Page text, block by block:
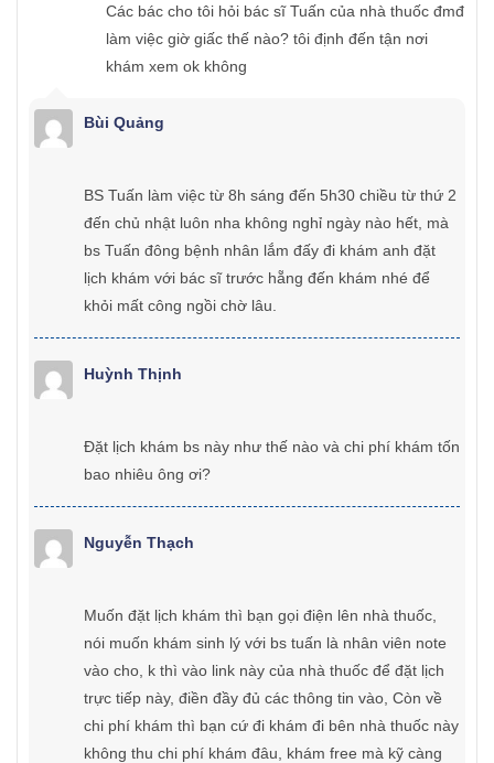
Các bác cho tôi hỏi bác sĩ Tuấn của nhà thuốc đmđ
làm việc giờ giấc thế nào? tôi định đến tận nơi
khám xem ok không
Bùi Quảng
BS Tuấn làm việc từ 8h sáng đến 5h30 chiều từ thứ 2
đến chủ nhật luôn nha không nghỉ ngày nào hết, mà
bs Tuấn đông bệnh nhân lắm đấy đi khám anh đặt
lịch khám với bác sĩ trước hẵng đến khám nhé để
khỏi mất công ngồi chờ lâu.
Huỳnh Thịnh
Đặt lịch khám bs này như thế nào và chi phí khám tốn
bao nhiêu ông ơi?
Nguyễn Thạch
Muốn đặt lịch khám thì bạn gọi điện lên nhà thuốc,
nói muốn khám sinh lý với bs tuấn là nhân viên note
vào cho, k thì vào link này của nhà thuốc để đặt lịch
trực tiếp này, điền đầy đủ các thông tin vào, Còn về
chi phí khám thì bạn cứ đi khám đi bên nhà thuốc này
không thu chi phí khám đâu, khám free mà kỹ càng